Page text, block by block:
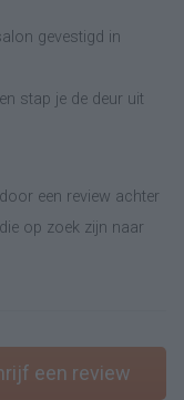
gevestigd in
stap je de deur uit
een review achter
op zoek zijn naar
een review